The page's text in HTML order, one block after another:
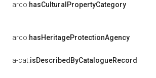
arco:hasCulturalPropertyCategory
arco:hasHeritageProtectionAgency
a-cat:isDescribedByCatalogueRecord